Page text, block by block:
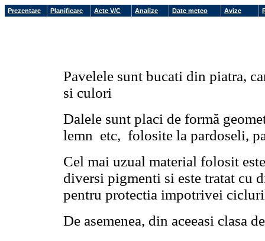
Prezentare Planificare Acte V/C Analize Date meteo Avize
Pavelele sunt bucati din piatra,
si culori
Dalele sunt placi de formă
lemn etc, folosite la pardoseli,
Cel mai uzual material folosit
diversi pigmenti si este tratat cu
pentru protectia impotrivei
De asemenea, din aceeasi clasa